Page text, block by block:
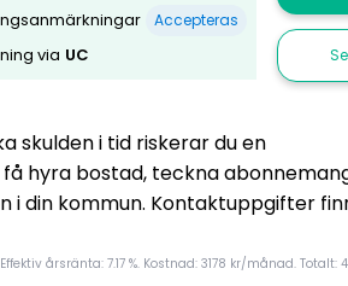
och avgifter
Accepteras
via UC
skulden i tid riskerar du en
hyra bostad, teckna
i din kommun. Kontaktuppgifter
årsränta: 7.17 %. Kostnad: 3178 kr/månad. Totalt: